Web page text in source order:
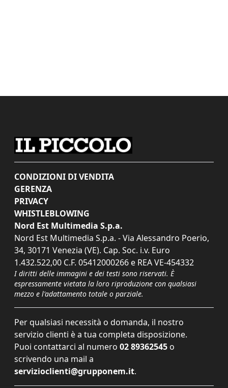
CONDIZIONI DI VENDITA
GERENZA
PRIVACY
WHISTLEBLOWING
Nord Est Multimedia S.p.a.
Nord Est Multimedia S.p.a. - Via Alessandro Poerio,
34, 30171 Venezia (VE). Cap. Soc. i.v. Euro
1.432.522,00 C.F. 05412000266 e REA VE-454332
I diritti delle immagini e dei testi sono riservati. È
espressamente vietata la loro riproduzione con qualsiasi
mezzo e l'adattamento totale o parziale.
Per qualsiasi necessità o domanda, il nostro
servizio clienti è a tua completa disposizione.
Puoi contattarci al numero 02 89362545 o
scrivendo una mail a
servizioclienti@grupponem.it.